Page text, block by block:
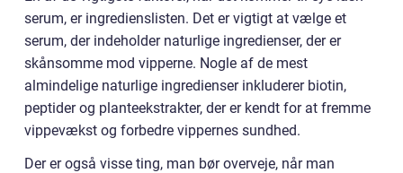
serum, er ingredienslisten. Det er vigtigt at vælge et
serum, der indeholder naturlige ingredienser, der er
skånsomme mod vipperne. Nogle af de mest
almindelige naturlige ingredienser inkluderer biotin,
peptider og planteekstrakter, der er kendt for at fremme
vippevækst og forbedre vippernes sundhed.
Der er også visse ting, man bør overveje, når man